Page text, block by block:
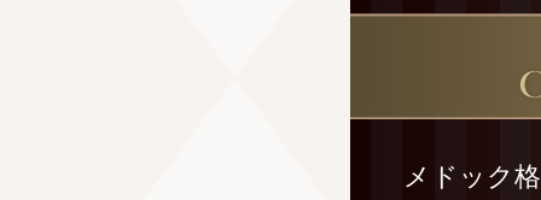
メドック